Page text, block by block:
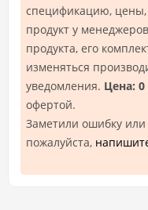
спецификацию,
продукт у
продукта, его
изменяться
уведомления. Цена: 0
офертой.
Заметили ошибку или
пожалуйста,